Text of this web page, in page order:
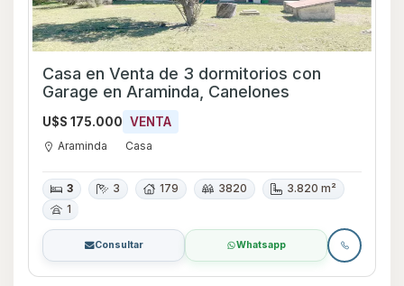
Casa en Venta de 3 dormitorios con
Garage en Araminda, Canelones
U$S 175.000 VENTA
Araminda Casa
3 3 179 3820
3.820 m²
1
Consultar Whatsapp